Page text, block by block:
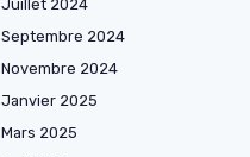
Juillet 2024
Septembre 2024
Novembre 2024
Janvier 2025
Mars 2025